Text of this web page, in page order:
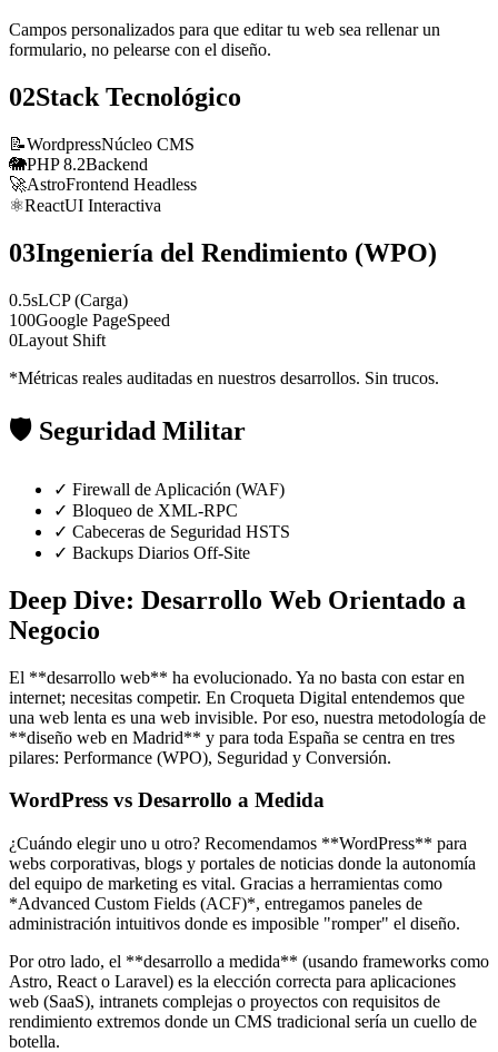
Campos personalizados para que editar tu web sea rellenar un
formulario, no pelearse con el diseño.
02Stack Tecnológico
📝WordpressNúcleo CMS
🐘PHP 8.2Backend
🚀AstroFrontend Headless
⚛️ReactUI Interactiva
03Ingeniería del Rendimiento (WPO)
0.5sLCP (Carga)
100Google PageSpeed
0Layout Shift
*Métricas reales auditadas en nuestros desarrollos. Sin trucos.
🛡️ Seguridad Militar
✓ Firewall de Aplicación (WAF)
✓ Bloqueo de XML-RPC
✓ Cabeceras de Seguridad HSTS
✓ Backups Diarios Off-Site
Deep Dive: Desarrollo Web Orientado a
Negocio
El **desarrollo web** ha evolucionado. Ya no basta con estar en
internet; necesitas competir. En Croqueta Digital entendemos que
una web lenta es una web invisible. Por eso, nuestra metodología de
**diseño web en Madrid** y para toda España se centra en tres
pilares: Performance (WPO), Seguridad y Conversión.
WordPress vs Desarrollo a Medida
¿Cuándo elegir uno u otro? Recomendamos **WordPress** para
webs corporativas, blogs y portales de noticias donde la autonomía
del equipo de marketing es vital. Gracias a herramientas como
*Advanced Custom Fields (ACF)*, entregamos paneles de
administración intuitivos donde es imposible "romper" el diseño.
Por otro lado, el **desarrollo a medida** (usando frameworks como
Astro, React o Laravel) es la elección correcta para aplicaciones
web (SaaS), intranets complejas o proyectos con requisitos de
rendimiento extremos donde un CMS tradicional sería un cuello de
botella.